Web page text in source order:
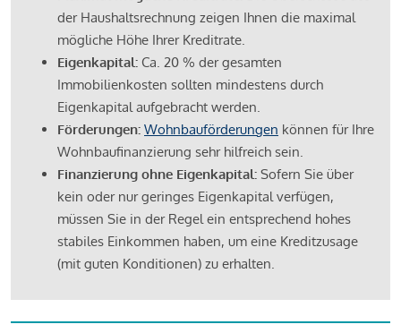
der Haushaltsrechnung zeigen Ihnen die maximal
mögliche Höhe Ihrer Kreditrate.
Eigenkapital: Ca. 20 % der gesamten
Immobilienkosten sollten mindestens durch
Eigenkapital aufgebracht werden.
Förderungen: Wohnbauförderungen können für Ihre
Wohnbaufinanzierung sehr hilfreich sein.
Finanzierung ohne Eigenkapital: Sofern Sie über
kein oder nur geringes Eigenkapital verfügen,
müssen Sie in der Regel ein entsprechend hohes
stabiles Einkommen haben, um eine Kreditzusage
(mit guten Konditionen) zu erhalten.